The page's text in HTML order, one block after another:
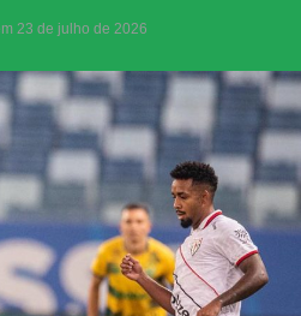
23 de julho de 2026